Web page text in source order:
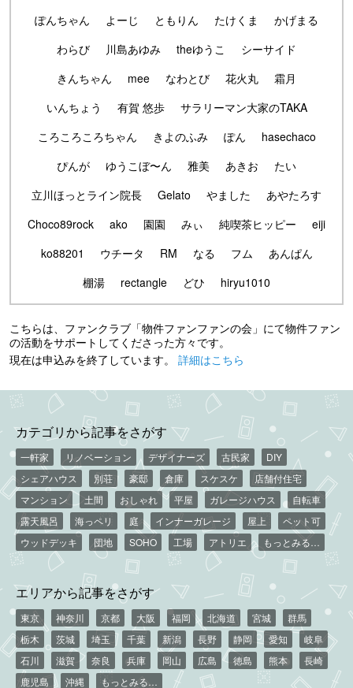
ぽんちゃん
よーじ ともりん たけくま
かげまる
わらび
川島あゆみ theゆうこ
シーサイド
きんちゃん
mee なわとび 花火丸
霜月
いんちょう
有賀 悠歩
サラリーマン大家のTAKA
ころころころちゃん
きよのふみ ぽん
hasechaco
ぴんが
ゆうこぼ〜ん 雅美 あきお
たい
立川ほっとライン院長
Gelato やました
あやたろす
Choco89rock
ako 園園 みぃ 純喫茶ヒッピー
eiji
ko88201
ウチータ RM なる フム
あんぱん
棚湯
rectangle どひ hiryu1010
こちらは、ファンクラブ「物件ファンファンの会」にて物件ファン
の活動をサポートしてくださった方々です。
現在は申込みを終了しています。 詳細はこちら
カテゴリから記事をさがす
一軒家 リノベーション デザイナーズ 古民家
DIY
シェアハウス
別荘 豪邸 倉庫 スケスケ
店舗付住宅
マンション
土間 おしゃれ 平屋 ガレージハウス
自転車
露天風呂
海っペリ 庭 インナーガレージ 屋上
ペット可
ウッドデッキ
団地 SOHO 工場 アトリエ もっとみる…
エリアから記事をさがす
東京 神奈川 京都 大阪 福岡 北海道 宮城
群馬
栃木
茨城 埼玉 千葉 新潟 長野 静岡 愛知
岐阜
石川
滋賀 奈良 兵庫 岡山 広島 徳島 熊本
長崎
鹿児島
沖縄 もっとみる…